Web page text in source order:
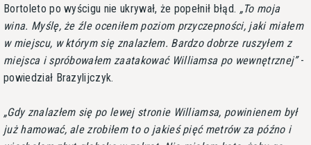
Bortoleto po wyścigu nie ukrywał, że popełnił błąd. To moja
wina. Myślę, że źle oceniłem poziom przyczepności, jaki miałem
w miejscu, w którym się znalazłem. Bardzo dobrze ruszyłem z
miejsca i spróbowałem zaatakować Williamsa po wewnętrznej -
powiedział Brazylijczyk.
Gdy znalazłem się po lewej stronie Williamsa, powinienem był
już hamować, ale zrobiłem to o jakieś pięć metrów za późno i